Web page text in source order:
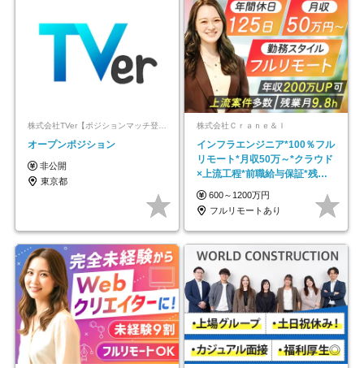
株式会社TVer【ポジションマッチ登録】
オープンポジション
非公開
東京都
株式会社Ｃｒａｎｅ＆Ｉ
インフラエンジニア*100％フル
リモート*月収50万～*クラウド
×上流工程*前職給与保証*残業
月9.8h
600～1200万円
フルリモートあり